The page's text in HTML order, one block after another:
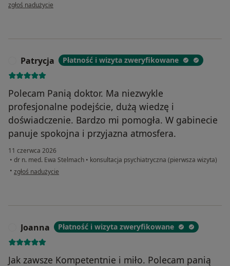
zgłoś nadużycie
Patrycja Płatność i wizyta zweryfikowane
Polecam Panią doktor. Ma niezwykle
profesjonalne podejście, dużą wiedzę i
doświadczenie. Bardzo mi pomogła. W gabinecie
panuje spokojna i przyjazna atmosfera.
11 czerwca 2026
• dr n. med. Ewa Stelmach • konsultacja psychiatryczna (pierwsza wizyta)
• w opinii użytkownika Patrycja
zgłoś nadużycie
Joanna Płatność i wizyta zweryfikowane
Jak zawsze Kompetentnie i miło. Polecam panią